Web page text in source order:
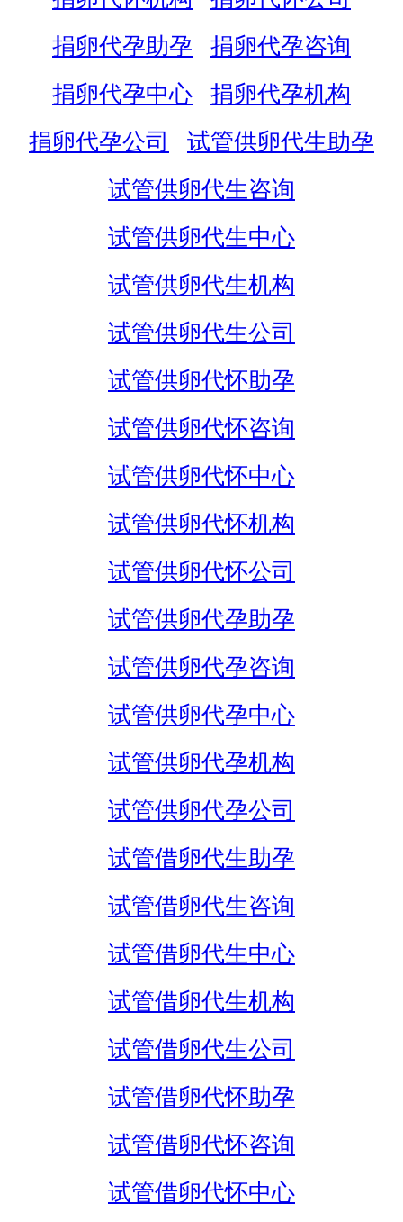
捐卵代孕助孕
捐卵代孕咨询
捐卵代孕中心
捐卵代孕机构
捐卵代孕公司
试管供卵代生助孕
试管供卵代生咨询
试管供卵代生中心
试管供卵代生机构
试管供卵代生公司
试管供卵代怀助孕
试管供卵代怀咨询
试管供卵代怀中心
试管供卵代怀机构
试管供卵代怀公司
试管供卵代孕助孕
试管供卵代孕咨询
试管供卵代孕中心
试管供卵代孕机构
试管供卵代孕公司
试管借卵代生助孕
试管借卵代生咨询
试管借卵代生中心
试管借卵代生机构
试管借卵代生公司
试管借卵代怀助孕
试管借卵代怀咨询
试管借卵代怀中心